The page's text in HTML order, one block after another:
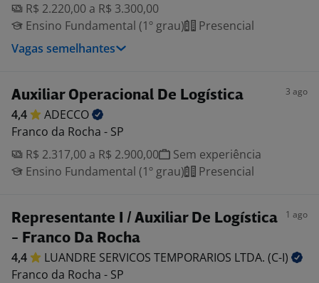
R$ 2.220,00 a R$ 3.300,00
Ensino Fundamental (1º grau)
Presencial
Vagas semelhantes
Auxiliar Operacional De Logística 3 ago
4,4
ADECCO
Franco da Rocha - SP
R$ 2.317,00 a R$ 2.900,00
Sem experiência
Ensino Fundamental (1º grau)
Presencial
Representante I / Auxiliar De Logística
- Franco Da Rocha
1 ago
4,4 LUANDRE SERVICOS TEMPORARIOS LTDA. (C-I)
Franco da Rocha - SP